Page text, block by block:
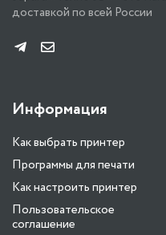
доставкой по всей России
Информация
Как выбрать принтер
Программы для печати
Как настроить принтер
Пользовательское
соглашение